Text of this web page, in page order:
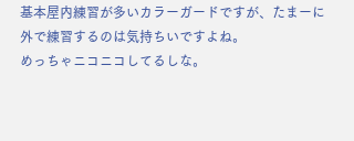
基本屋内練習が多いカラーガードですが、たまーに
外で練習するのは気持ちいですよね。
めっちゃニコニコしてるしな。